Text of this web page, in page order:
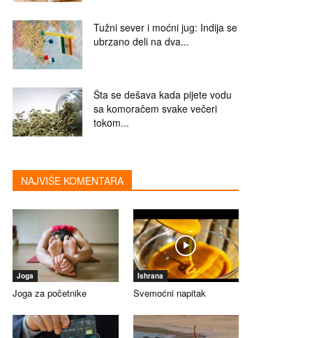
Tužni sever i moćni jug: Indija se
ubrzano deli na dva...
Šta se dešava kada pijete vodu
sa komoračem svake večeri
tokom...
NAJVIŠE KOMENTARA
Joga
Joga za početnike
Ishrana
Svemoćni napitak